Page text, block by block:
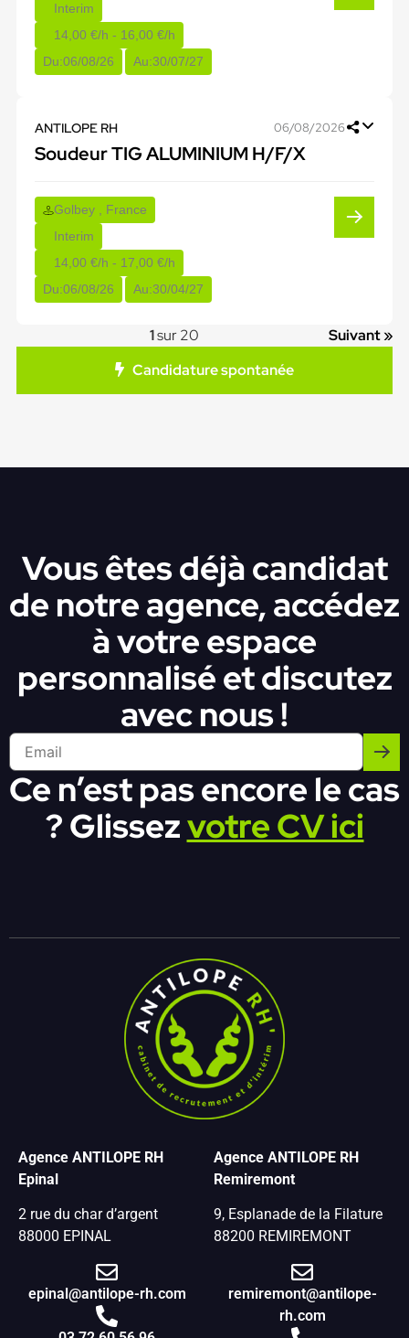
Interim
14,00 €/h - 16,00 €/h
Du:06/08/26 Au:30/07/27
ANTILOPE RH 06/08/2026
Soudeur TIG ALUMINIUM H/F/X
Golbey , France
Interim
14,00 €/h - 17,00 €/h
Du:06/08/26 Au:30/04/27
1sur 20
Suivant »
Candidature spontanée
Vous êtes déjà candidat
de notre agence, accédez
à votre espace
personnalisé et discutez
avec nous !
Ce n’est pas encore le cas
? Glissezvotre CV ici
Agence ANTILOPE RH
Epinal
2 rue du char d’argent
88000 EPINAL
epinal@antilope-rh.com
Agence ANTILOPE RH
Remiremont
9, Esplanade de la Filature
88200 REMIREMONT
remiremont@antilope-
rh.com